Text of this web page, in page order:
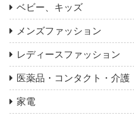
ベビー、キッズ
メンズファッション
レディースファッション
医薬品・コンタクト・介護
家電